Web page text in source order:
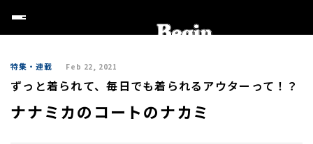
特集・連載 Feb 22, 2021
ずっと着られて、毎日でも着られるアウターって！？
ナナミカのコートのナカミ